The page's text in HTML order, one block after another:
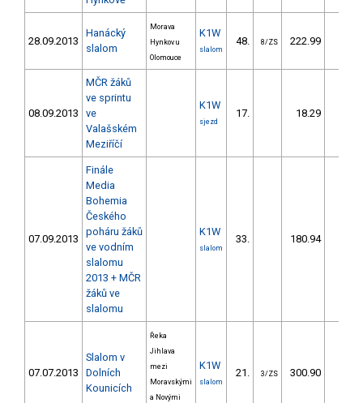
28.09.2013
Hanácký
slalom
Morava
Hynkov u
Olomouce
K1W
slalom
48. 8/ZS 222.99
08.09.2013
MČR žáků
ve sprintu
ve
Valašském
Meziříčí
K1W
sjezd
17. 18.29
07.09.2013
Finále
Media
Bohemia
Českého
poháru žáků
ve vodním
slalomu
2013 + MČR
žáků ve
slalomu
K1W
slalom
33. 180.94
07.07.2013
Slalom v
Dolních
Kounicích
Řeka
Jihlava
mezi
Moravskými
a Novými
K1W
slalom
21. 3/ZS 300.90